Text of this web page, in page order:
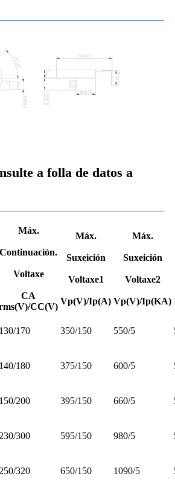
a folla de datos a
Máx.
Continuación.
Voltaxe
CA
CC(V)
Máx.
Suxeición
Voltaxe1
Vp(V)/Ip(A)
Máx.
Suxeición
Voltaxe2
Vp(V)/Ip(KA)
130/170 350/150 550/5
140/180 375/150 600/5
150/200 395/150 660/5
230/300 595/150 980/5
250/320 650/150 1090/5